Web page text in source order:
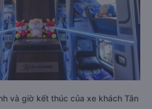
và giờ kết thúc của xe khách Tân